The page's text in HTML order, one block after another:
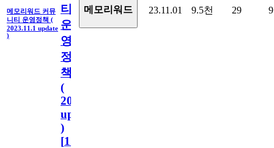
메모리워드 커뮤
니티 운영정책 (
2023.11.1 update
)
티
운
영
정
책
(
2023.11.1
update
)
[110
메모리워드 23.11.01 9.5천 29 9